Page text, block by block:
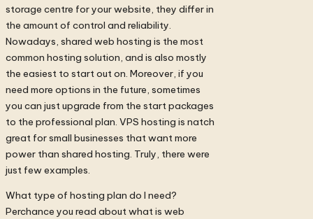
storage centre for your website, they differ in
the amount of control and reliability.
Nowadays, shared web hosting is the most
common hosting solution, and is also mostly
the easiest to start out on. Moreover, if you
need more options in the future, sometimes
you can just upgrade from the start packages
to the professional plan. VPS hosting is natch
great for small businesses that want more
power than shared hosting. Truly, there were
just few examples.
What type of hosting plan do I need?
Perchance you read about what is web